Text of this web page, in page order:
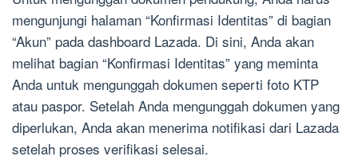
mengunjungi halaman “Konfirmasi Identitas” di bagian
“Akun” pada dashboard Lazada. Di sini, Anda akan
melihat bagian “Konfirmasi Identitas” yang meminta
Anda untuk mengunggah dokumen seperti foto KTP
atau paspor. Setelah Anda mengunggah dokumen yang
diperlukan, Anda akan menerima notifikasi dari Lazada
setelah proses verifikasi selesai.